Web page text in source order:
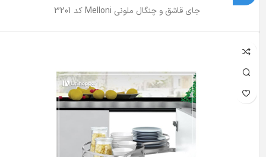
جای قاشق و چنگال ملونی Melloni کد 3201